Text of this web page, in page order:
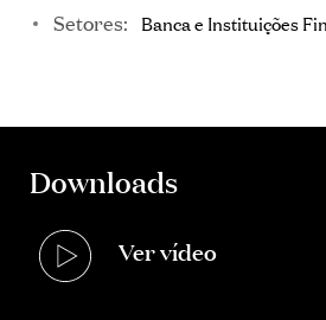
Setores: Banca e Instituições
Downloads
Ver vídeo